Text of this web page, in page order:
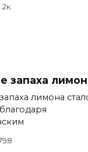
запаха
лимона